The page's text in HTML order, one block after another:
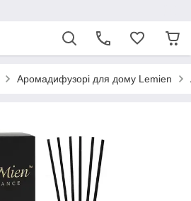
Аромадифузорі для дому Lemien